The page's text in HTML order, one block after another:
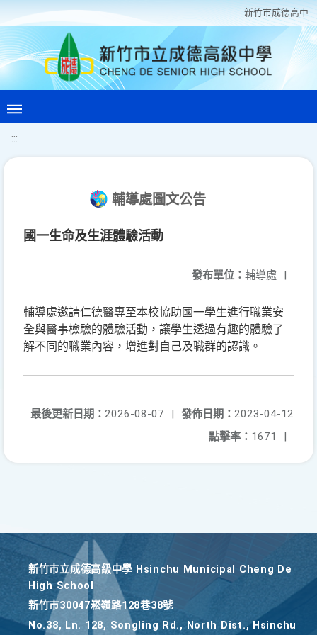
新竹巿成德高中
:::
輔導處圖文公告
國一生命及生涯體驗活動
發布單位： 輔導處 |
輔導處邀請仁德醫專至本校協助國一學生進行職業安
全與醫事檢驗的體驗活動，讓學生透過有趣的體驗了
解不同的職業內容，增進對自己及職群的認識。
發佈日期： 2023-04-12
最後更新日期： 2026-08-07
|
點擊率： 1671 |
新竹巿立成德高級中學 Hsinchu Municipal Cheng De
High School
新竹巿30047崧嶺路128巷38號
No.38, Ln. 128, Songling Rd., North Dist., Hsinchu